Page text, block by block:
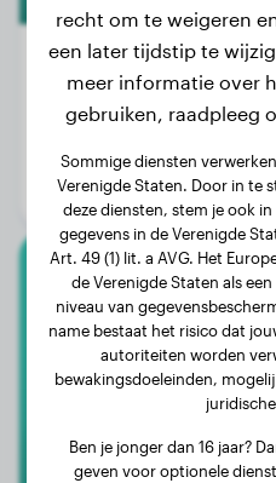
Gewicht:
Leeftijd:
Geslacht:
recht om te weigeren
een later tijdstip te
meer informatie over
gebruiken, raadpleeg
Sommige diensten
Verenigde Staten. Door in te
deze diensten, stem je ook
gegevens in de Verenigde
Art. 49 (1) lit. a AVG. Het
de Verenigde Staten als
niveau van
name bestaat het risico dat
autoriteiten worden
bewakingsdoeleinden,
Ben je jonger dan 16 jaar?
geven voor optionele